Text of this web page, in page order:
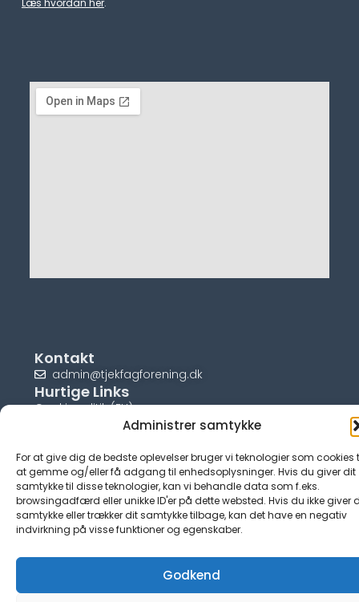
Administrer samtykke
For at give dig de bedste oplevelser bruger vi teknologier som cookies
at gemme og/eller få adgang til enhedsoplysninger. Hvis du giver dit
samtykke til disse teknologier, kan vi behandle data som f.eks.
browsingadfærd eller unikke ID'er på dette websted. Hvis du ikke giver
samtykke eller trækker dit samtykke tilbage, kan det have en negativ
indvirkning på visse funktioner og egenskaber.
Godkend
Kontakt
admin@tjekfagforening.dk
Hurtige Links
Cookiepolitik (EU)
© tjek-fagforening.dk